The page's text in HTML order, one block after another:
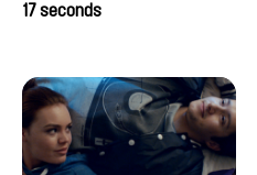
17 seconds